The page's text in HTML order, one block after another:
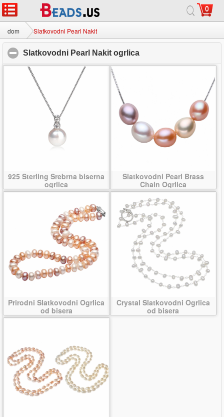
0
dom Slatkovodni Pearl Nakit
Slatkovodni Pearl Nakit ogrlica
925 Sterling Srebrna biserna
ogrlica
Slatkovodni Pearl Brass
Chain Ogrlica
Prirodni Slatkovodni Ogrlica
od bisera
Crystal Slatkovodni Ogrlica
od bisera
dom|o | Kontaktirajte nas
© 2026 Mliječni put Nakit doo Sva prava pridržana.